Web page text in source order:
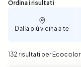
semplice e
per un
Solaro con solo
Sono stati trovati 132
Ordina i risultati
Dalla più vicina a te
132 risultati per